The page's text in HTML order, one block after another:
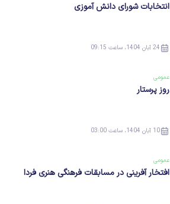
انتخابات شورای دانش آموزی
24 آبان 1404، ساعت 09:15
عمومی
روز پرستار
10 آبان 1404، ساعت 03:00
عمومی
افتخار آفرینی در مسابقات فرهنگی هنری فردا